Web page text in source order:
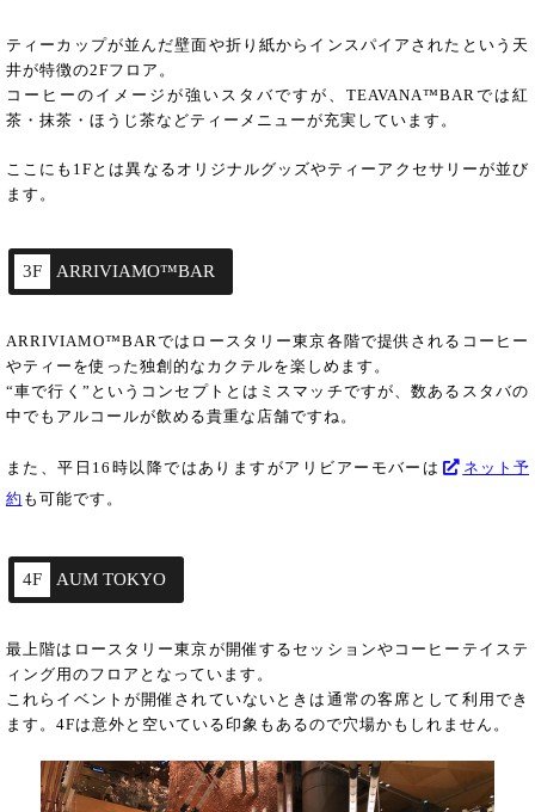
ティーカップが並んだ壁面や折り紙からインスパイアされたという天
井が特徴の2Fフロア。
コーヒーのイメージが強いスタバですが、TEAVANA™BARでは紅
茶・抹茶・ほうじ茶などティーメニューが充実しています。
ここにも1Fとは異なるオリジナルグッズやティーアクセサリーが並び
ます。
3F ARRIVIAMO™BAR
ARRIVIAMO™BARではロースタリー東京各階で提供されるコーヒー
やティーを使った独創的なカクテルを楽しめます。
“車で行く”というコンセプトとはミスマッチですが、数あるスタバの
中でもアルコールが飲める貴重な店舗ですね。
また、平日16時以降ではありますがアリビアーモバーは
ネット予
約 も可能です。
4F AUM TOKYO
最上階はロースタリー東京が開催するセッションやコーヒーテイステ
ィング用のフロアとなっています。
これらイベントが開催されていないときは通常の客席として利用でき
ます。4Fは意外と空いている印象もあるので穴場かもしれません。